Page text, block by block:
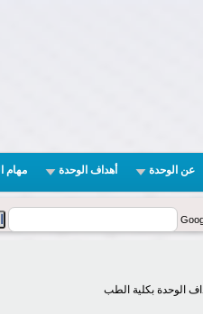
عن الوحدة أهداف الوحدة مهام
الوحدة بكلية الطب